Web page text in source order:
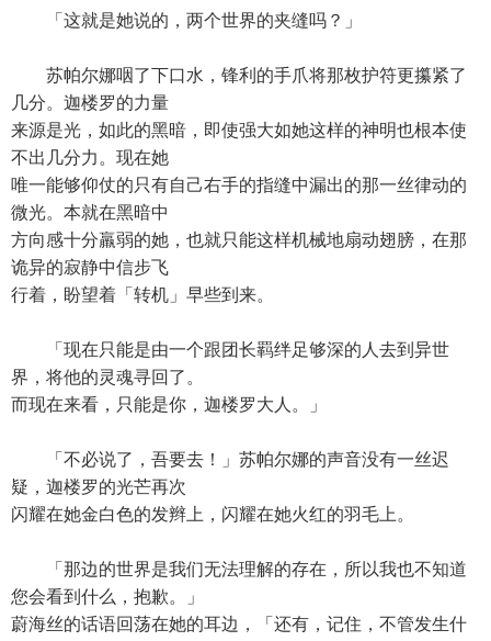
「这就是她说的，两个世界的夹缝吗？」
苏帕尔娜咽了下口水，锋利的手爪将那枚护符更攥紧了
几分。迦楼罗的力量
来源是光，如此的黑暗，即使强大如她这样的神明也根本使
不出几分力。现在她
唯一能够仰仗的只有自己右手的指缝中漏出的那一丝律动的
微光。本就在黑暗中
方向感十分羸弱的她，也就只能这样机械地扇动翅膀，在那
诡异的寂静中信步飞
行着，盼望着「转机」早些到来。
「现在只能是由一个跟团长羁绊足够深的人去到异世
界，将他的灵魂寻回了。
而现在来看，只能是你，迦楼罗大人。」
「不必说了，吾要去！」苏帕尔娜的声音没有一丝迟
疑，迦楼罗的光芒再次
闪耀在她金白色的发辫上，闪耀在她火红的羽毛上。
「那边的世界是我们无法理解的存在，所以我也不知道
您会看到什么，抱歉。」
蔚海丝的话语回荡在她的耳边，「还有，记住，不管发生什